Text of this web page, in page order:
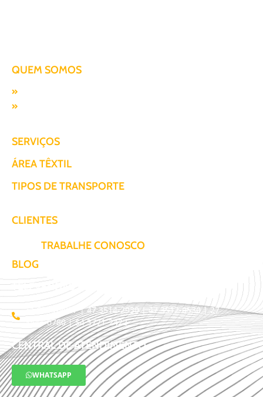
QUEM SOMOS
SERVIÇOS
ÁREA TÊXTIL
TIPOS DE TRANSPORTE
CLIENTES
TRABALHE CONOSCO
BLOG
TELEVENDAS / COTAÇÃO
11 3509-9987 | 47 3514-2930 | 47 3512-0530 | 27
3441-0780 | 54 3771-2422
CENTRAL DE ATENDIMENTO
WHATSAPP